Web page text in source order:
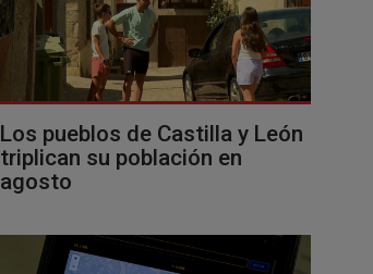
Los pueblos de Castilla y León
triplican su población en
agosto